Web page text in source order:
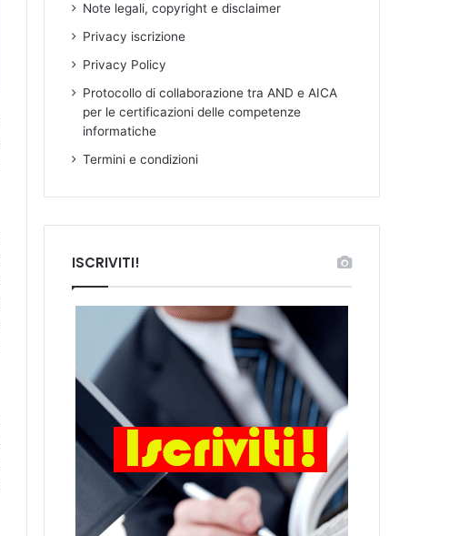
Note legali, copyright e disclaimer
Privacy iscrizione
Privacy Policy
Protocollo di collaborazione tra AND e AICA
per le certificazioni delle competenze
informatiche
Termini e condizioni
ISCRIVITI!